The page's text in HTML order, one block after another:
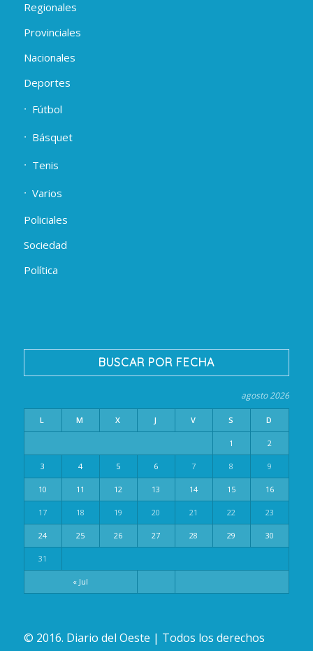
Regionales
Provinciales
Nacionales
Deportes
Fútbol
Básquet
Tenis
Varios
Policiales
Sociedad
Política
BUSCAR POR FECHA
agosto 2026
L M X J V S D
« Jul
1 2
3 4 5 6 7 8 9
10 11 12 13 14 15 16
17 18 19 20 21 22 23
24 25 26 27 28 29 30
31
© 2016. Diario del Oeste | Todos los derechos